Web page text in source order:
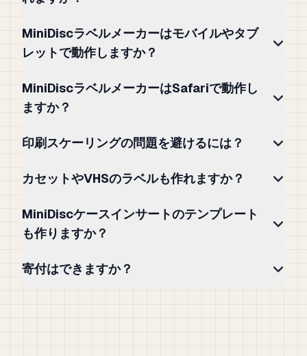
MiniDiscラベルメーカーはモバイルやタブ
レットで動作しますか？
MiniDiscラベルメーカーはSafariで動作し
ますか？
印刷スケーリングの問題を避けるには？
カセットやVHSのラベルも作れますか？
MiniDiscケースインサートのテンプレート
も作りますか？
寄付はできますか？